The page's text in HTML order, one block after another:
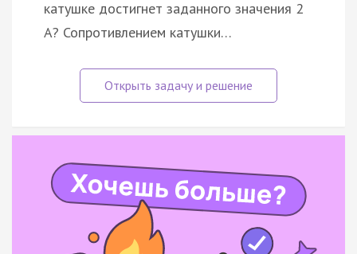
катушке достигнет заданного значения 2
А? Сопротивлением катушки…